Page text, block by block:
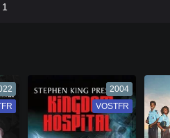
VF
2004
VF
VOSTFR